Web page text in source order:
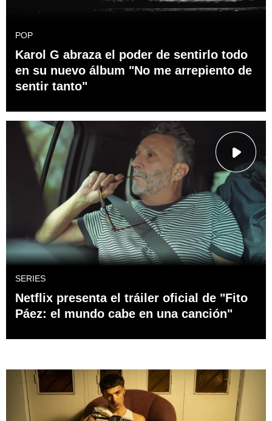
POP
Karol G abraza el poder de sentirlo todo
en su nuevo álbum "No me arrepiento de
sentir tanto"
SERIES
Netflix presenta el tráiler oficial de "Fito
Páez: el mundo cabe en una canción"